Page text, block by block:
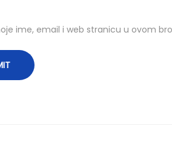
ime, email i web stranicu u ovom